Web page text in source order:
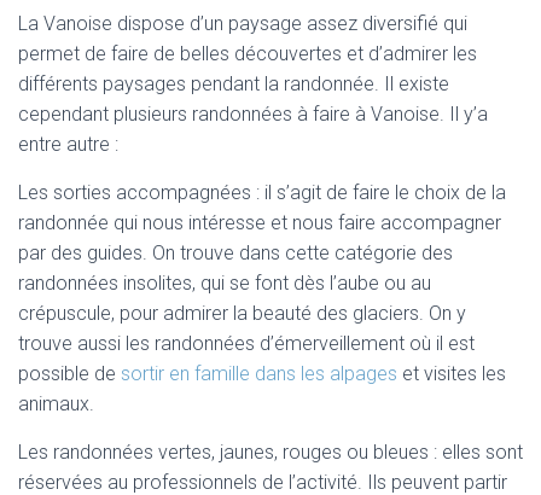
La Vanoise dispose d’un paysage assez diversifié qui
permet de faire de belles découvertes et d’admirer les
différents paysages pendant la randonnée. Il existe
cependant plusieurs randonnées à faire à Vanoise. Il y’a
entre autre :
Les sorties accompagnées : il s’agit de faire le choix de la
randonnée qui nous intéresse et nous faire accompagner
par des guides. On trouve dans cette catégorie des
randonnées insolites, qui se font dès l’aube ou au
crépuscule, pour admirer la beauté des glaciers. On y
trouve aussi les randonnées d’émerveillement où il est
possible de sortir en famille dans les alpages et visites les
animaux.
Les randonnées vertes, jaunes, rouges ou bleues : elles sont
réservées au professionnels de l’activité. Ils peuvent partir